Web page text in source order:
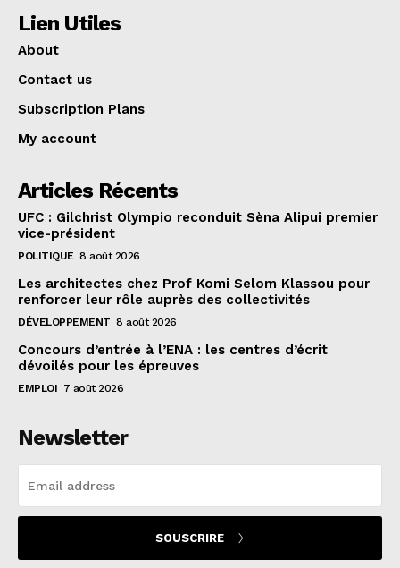
Lien Utiles
About
Contact us
Subscription Plans
My account
Articles Récents
UFC : Gilchrist Olympio reconduit Sèna Alipui premier
vice-président
POLITIQUE 8 août 2026
Les architectes chez Prof Komi Selom Klassou pour
renforcer leur rôle auprès des collectivités
DÉVELOPPEMENT 8 août 2026
Concours d’entrée à l’ENA : les centres d’écrit
dévoilés pour les épreuves
EMPLOI 7 août 2026
Newsletter
SOUSCRIRE